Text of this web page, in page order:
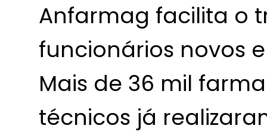
Anfarmag facilita o
funcionários novos
Mais de 36 mil
técnicos já